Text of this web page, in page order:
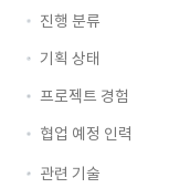
진행 분류
기획 상태
프로젝트 경험
협업 예정 인력
관련 기술